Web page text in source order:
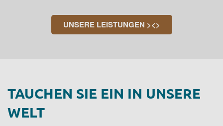
UNSERE LEISTUNGEN ><>
TAUCHEN SIE EIN IN UNSERE
WELT